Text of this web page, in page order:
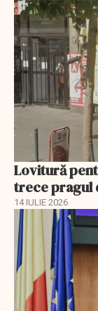
Lovitură
trece pragul
14 IULIE 2026